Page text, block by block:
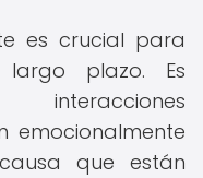
es crucial para
plazo. Es
emocionalmente
que están